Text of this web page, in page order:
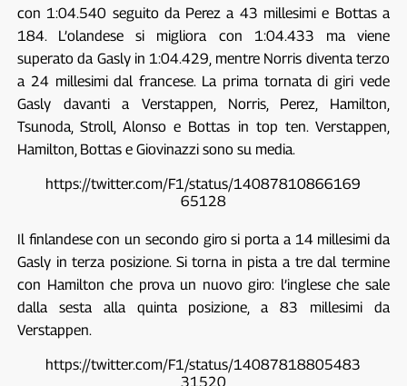
con 1:04.540 seguito da Perez a 43 millesimi e Bottas a
184. L’olandese si migliora con 1:04.433 ma viene
superato da Gasly in 1:04.429, mentre Norris diventa terzo
a 24 millesimi dal francese. La prima tornata di giri vede
Gasly davanti a Verstappen, Norris, Perez, Hamilton,
Tsunoda, Stroll, Alonso e Bottas in top ten. Verstappen,
Hamilton, Bottas e Giovinazzi sono su media.
https://twitter.com/F1/status/14087810866169
65128
Il finlandese con un secondo giro si porta a 14 millesimi da
Gasly in terza posizione. Si torna in pista a tre dal termine
con Hamilton che prova un nuovo giro: l’inglese che sale
dalla sesta alla quinta posizione, a 83 millesimi da
Verstappen.
https://twitter.com/F1/status/14087818805483
31520